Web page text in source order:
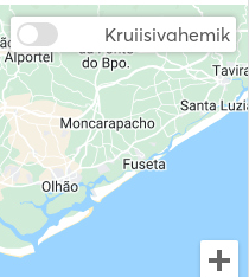
Kruiisivahemik